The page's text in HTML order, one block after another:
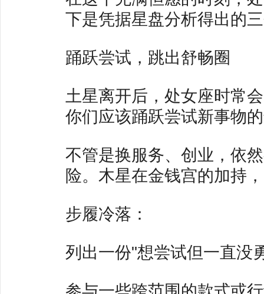
下是凭据星盘分析得出的
踊跃尝试，跳出舒畅圈
土星离开后，处女座时常
你们应该踊跃尝试新事物
不管是换服务、创业，依
险。木星在金钱宫的加持
步履冷落：
列出一份"想尝试但一直没